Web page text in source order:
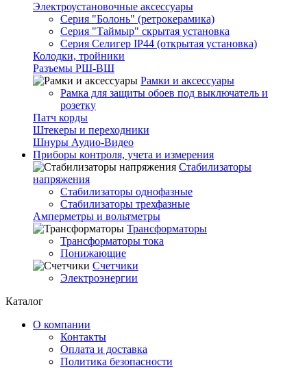
Электроустановочные аксессуары
Серия "Болонь" (ретрокерамика)
Серия "Таймыр" скрытая установка
Серия Селигер IP44 (открытая установка)
Колодки, тройники
Разъемы РШ-ВШ
Рамки и аксессуары
Рамка для защиты обоев под выключатель и
розетку
Патч корды
Штекеры и переходники
Шнуры Аудио-Видео
Приборы контроля, учета и измерения
Стабилизаторы
напряжения
Стабилизаторы однофазные
Стабилизаторы трехфазные
Амперметры и вольтметры
Трансформаторы
Трансформаторы тока
Понижающие
Счетчики
Электроэнергии
Каталог
О компании
Контакты
Оплата и доставка
Политика безопасности